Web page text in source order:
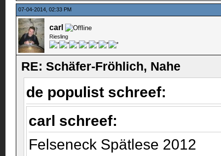
07-04-2014, 02:33 PM
carl
Riesling
RE: Schäfer-Fröhlich, Nahe
de populist schreef:
carl schreef:
Felseneck Spätlese 2012